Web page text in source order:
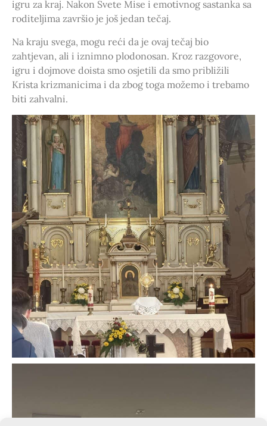
igru za kraj. Nakon Svete Mise i emotivnog sastanka sa
roditeljima završio je još jedan tečaj.
Na kraju svega, mogu reći da je ovaj tečaj bio
zahtjevan, ali i iznimno plodonosan. Kroz razgovore,
igru i dojmove doista smo osjetili da smo približili
Krista krizmanicima i da zbog toga možemo i trebamo
biti zahvalni.